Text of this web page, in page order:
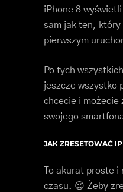
iPhone 8
sam jak ten, który
pierwszym
Po tych
jeszcze wszystko
chcecie i możecie
swojego
JAK ZRESETOWAĆ
To akurat proste
czasu. 😉 Żeby